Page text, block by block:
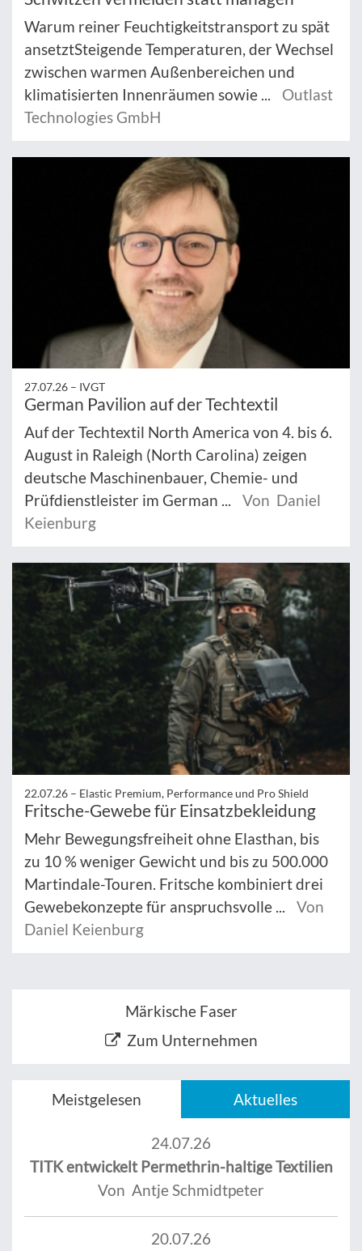
Warum reiner Feuchtigkeitstransport zu spät
ansetztSteigende Temperaturen, der Wechsel
zwischen warmen Außenbereichen und
klimatisierten Innenräumen sowie ...
Outlast
Technologies GmbH
27.07.26 – IVGT
German Pavilion auf der Techtextil
Auf der Techtextil North America von 4. bis 6.
August in Raleigh (North Carolina) zeigen
deutsche Maschinenbauer, Chemie- und
Prüfdienstleister im German ...
Von Daniel
Keienburg
22.07.26 – Elastic Premium, Performance und Pro Shield
Fritsche-Gewebe für Einsatzbekleidung
Mehr Bewegungsfreiheit ohne Elasthan, bis
zu 10 % weniger Gewicht und bis zu 500.000
Martindale-Touren. Fritsche kombiniert drei
Gewebekonzepte für anspruchsvolle ...
Von
Daniel Keienburg
Märkische Faser
Zum Unternehmen
Meistgelesen Aktuelles
24.07.26
TITK entwickelt Permethrin-haltige Textilien
Von Antje Schmidtpeter
20.07.26